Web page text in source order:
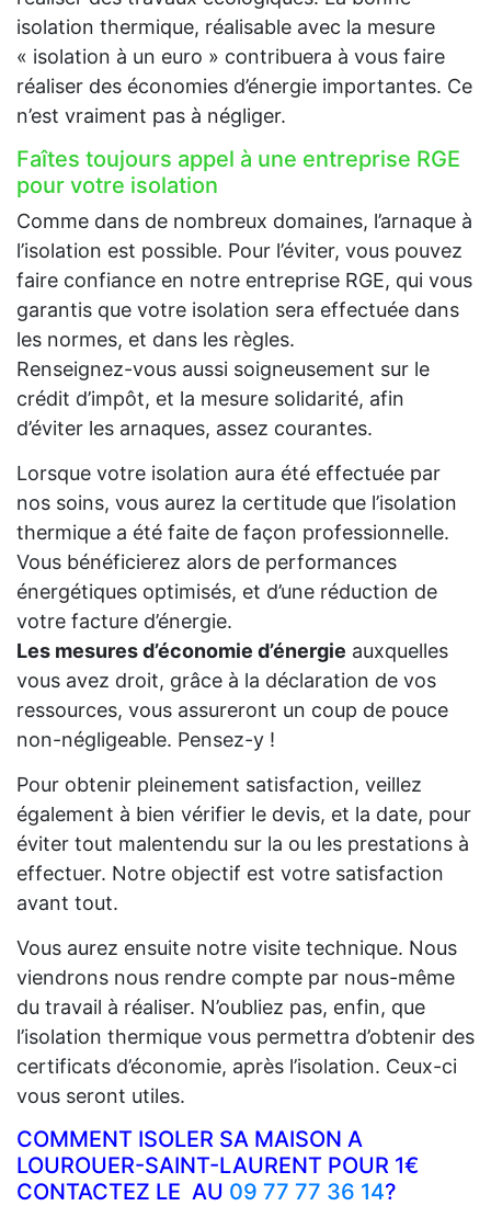
isolation thermique, réalisable avec la mesure
« isolation à un euro » contribuera à vous faire
réaliser des économies d’énergie importantes. Ce
n’est vraiment pas à négliger.
Faîtes toujours appel à une entreprise RGE
pour votre isolation
Comme dans de nombreux domaines, l’arnaque à
l’isolation est possible. Pour l’éviter, vous pouvez
faire confiance en notre entreprise RGE, qui vous
garantis que votre isolation sera effectuée dans
les normes, et dans les règles.
Renseignez-vous aussi soigneusement sur le
crédit d’impôt, et la mesure solidarité, afin
d’éviter les arnaques, assez courantes.
Lorsque votre isolation aura été effectuée par
nos soins, vous aurez la certitude que l’isolation
thermique a été faite de façon professionnelle.
Vous bénéficierez alors de performances
énergétiques optimisés, et d’une réduction de
votre facture d’énergie.
Les mesures d’économie d’énergie auxquelles
vous avez droit, grâce à la déclaration de vos
ressources, vous assureront un coup de pouce
non-négligeable. Pensez-y !
Pour obtenir pleinement satisfaction, veillez
également à bien vérifier le devis, et la date, pour
éviter tout malentendu sur la ou les prestations à
effectuer. Notre objectif est votre satisfaction
avant tout.
Vous aurez ensuite notre visite technique. Nous
viendrons nous rendre compte par nous-même
du travail à réaliser. N’oubliez pas, enfin, que
l’isolation thermique vous permettra d’obtenir des
certificats d’économie, après l’isolation. Ceux-ci
vous seront utiles.
COMMENT ISOLER SA MAISON A
LOUROUER-SAINT-LAURENT POUR 1€
CONTACTEZ LE AU 09 77 77 36 14?